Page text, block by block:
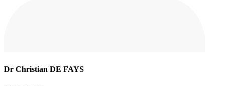
Dr Christian DE FAYS